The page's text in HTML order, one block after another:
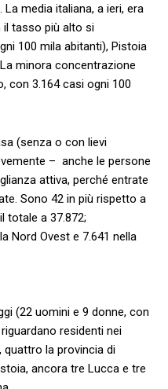
media italiana, a ieri, era
il tasso più alto si
100 mila abitanti), Pistoia
minora concentrazione
con 3.164 casi ogni 100
(senza o con lievi
– anche le persone
attiva, perché entrate
Sono 42 in più rispetto a
totale a 37.872;
Nord Ovest e 7.641 nella
(22 uomini e 9 donne, con
residenti nei
la provincia di
ancora tre Lucca e tre